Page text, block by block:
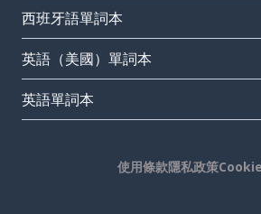
西班牙語單詞本
英語（美國）單詞本
英語單詞本
使用條款隱私政策